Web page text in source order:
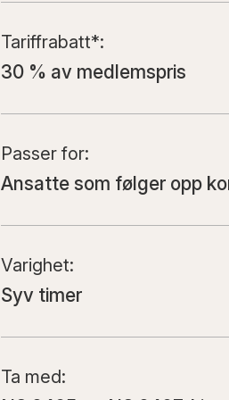
Tariffrabatt*:
30 % av medlemspris
Passer for:
Ansatte som følger opp
Varighet:
Syv timer
Ta med: